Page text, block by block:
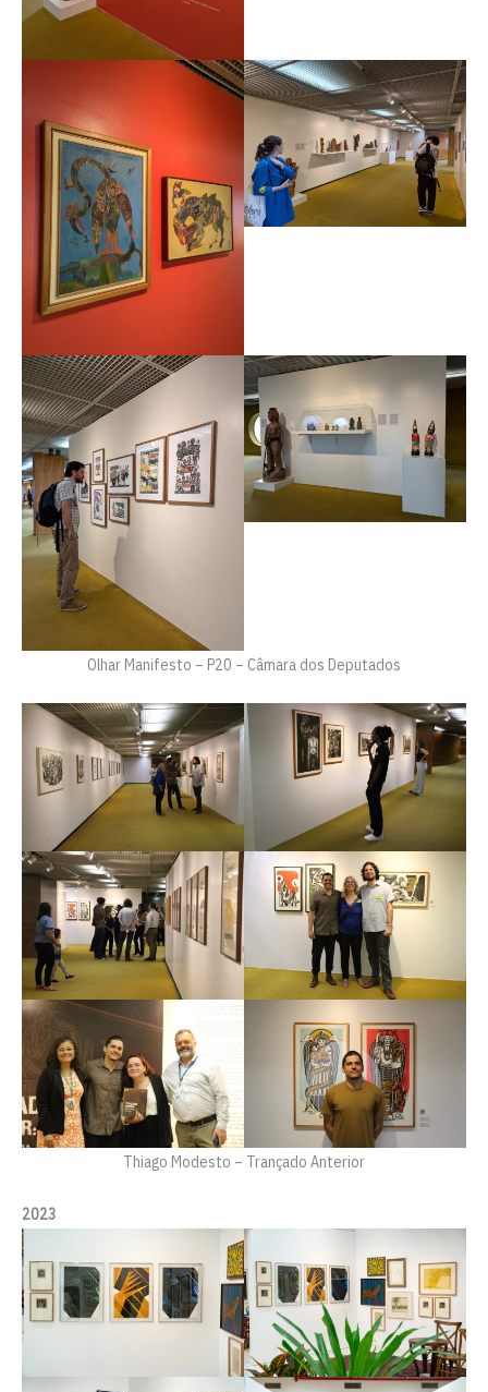
Olhar Manifesto – P20 – Câmara dos Deputados
Thiago Modesto – Trançado Anterior
2023